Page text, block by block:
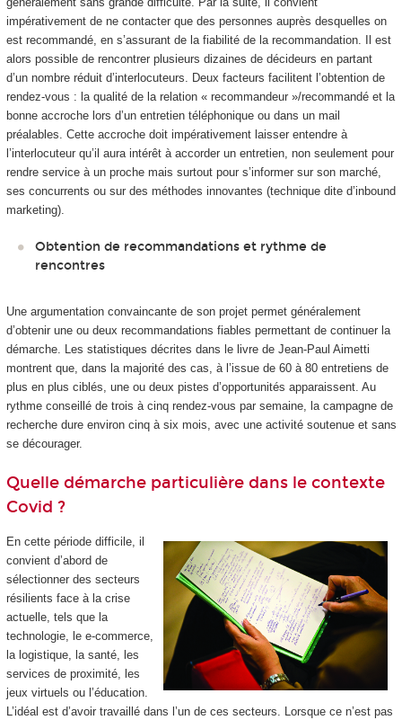
impérativement de ne contacter que des personnes auprès desquelles on
est recommandé, en s’assurant de la fiabilité de la recommandation. Il est
alors possible de rencontrer plusieurs dizaines de décideurs en partant
d’un nombre réduit d’interlocuteurs. Deux facteurs facilitent l’obtention de
rendez-vous : la qualité de la relation « recommandeur »/recommandé et la
bonne accroche lors d’un entretien téléphonique ou dans un mail
préalables. Cette accroche doit impérativement laisser entendre à
l’interlocuteur qu’il aura intérêt à accorder un entretien, non seulement pour
rendre service à un proche mais surtout pour s’informer sur son marché,
ses concurrents ou sur des méthodes innovantes (technique dite d’inbound
marketing).
Obtention de recommandations et rythme de
rencontres
Une argumentation convaincante de son projet permet généralement
d’obtenir une ou deux recommandations fiables permettant de continuer la
démarche. Les statistiques décrites dans le livre de Jean-Paul Aimetti
montrent que, dans la majorité des cas, à l’issue de 60 à 80 entretiens de
plus en plus ciblés, une ou deux pistes d’opportunités apparaissent. Au
rythme conseillé de trois à cinq rendez-vous par semaine, la campagne de
recherche dure environ cinq à six mois, avec une activité soutenue et sans
se décourager.
Quelle démarche particulière dans le contexte
Covid ?
En cette période difficile, il
convient d’abord de
sélectionner des secteurs
résilients face à la crise
actuelle, tels que la
technologie, le e-commerce,
la logistique, la santé, les
services de proximité, les
jeux virtuels ou l’éducation.
L’idéal est d’avoir travaillé dans l’un de ces secteurs. Lorsque ce n’est pas